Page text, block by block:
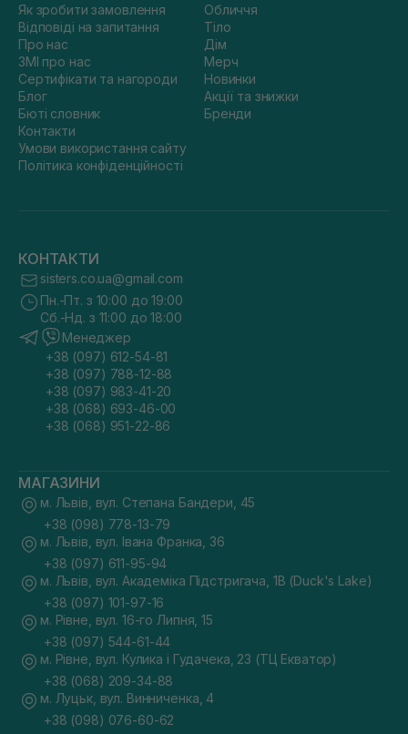
Як зробити замовлення
Відповіді на запитання
Про нас
ЗМІ про нас
Сертифікати та нагороди
Блог
Бюті словник
Контакти
Умови використання сайту
Політика конфіденційності
Обличчя
Тіло
Дім
Мерч
Новинки
Акції та знижки
Бренди
КОНТАКТИ
sisters.co.ua@gmail.com
Пн.-Пт. з 10:00 до 19:00
Сб.-Нд. з 11:00 до 18:00
Менеджер
+38 (097) 612-54-81
+38 (097) 788-12-88
+38 (097) 983-41-20
+38 (068) 693-46-00
+38 (068) 951-22-86
МАГАЗИНИ
м. Львів, вул. Степана Бандери, 45
+38 (098) 778-13-79
м. Львів, вул. Івана Франка, 36
+38 (097) 611-95-94
м. Львів, вул. Академіка Підстригача, 1В (Duck's Lake)
+38 (097) 101-97-16
м. Рівне, вул. 16-го Липня, 15
+38 (097) 544-61-44
м. Рівне, вул. Кулика і Гудачека, 23 (ТЦ Екватор)
+38 (068) 209-34-88
м. Луцьк, вул. Винниченка, 4
+38 (098) 076-60-62